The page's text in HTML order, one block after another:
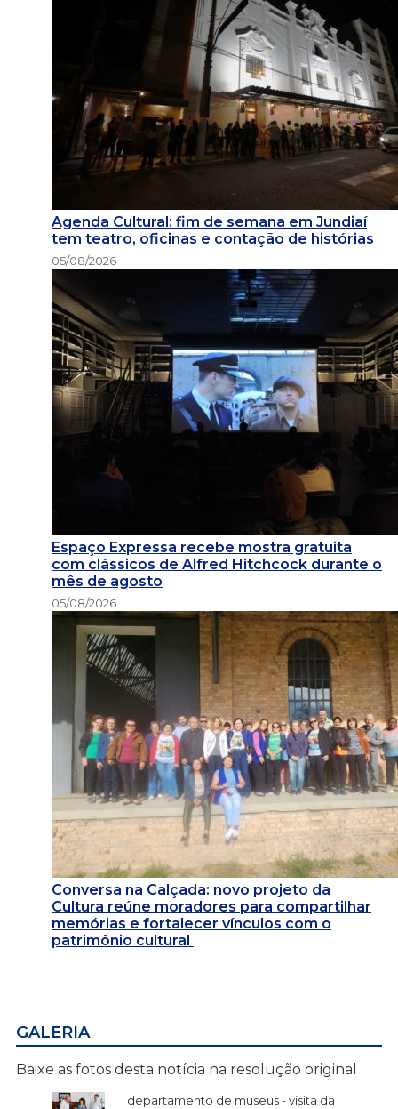
Agenda Cultural: fim de semana em Jundiaí
tem teatro, oficinas e contação de histórias
05/08/2026
Espaço Expressa recebe mostra gratuita
com clássicos de Alfred Hitchcock durante o
mês de agosto
05/08/2026
Conversa na Calçada: novo projeto da
Cultura reúne moradores para compartilhar
memórias e fortalecer vínculos com o
patrimônio cultural
GALERIA
Baixe as fotos desta notícia na resolução original
departamento de museus - visita da